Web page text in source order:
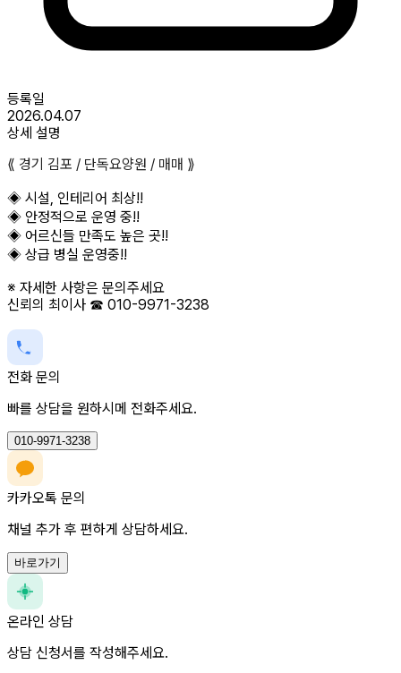
등록일
2026.04.07
상세 설명
⟪ 경기 김포 / 단독요양원 / 매매 ⟫
◈ 시설, 인테리어 최상!!
◈ 안정적으로 운영 중!!
◈ 어르신들 만족도 높은 곳!!
◈ 상급 병실 운영중!!
※ 자세한 사항은 문의주세요
신뢰의 최이사 ☎ 010-9971-3238
전화 문의
빠를 상담을 원하시메 전화주세요.
010-9971-3238
카카오톡 문의
채널 추가 후 편하게 상담하세요.
바로가기
온라인 상담
상담 신청서를 작성해주세요.